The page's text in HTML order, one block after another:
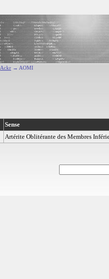
Ackr → AOMI
Sense
Artérite Oblitérante des Membres